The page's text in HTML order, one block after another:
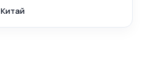
Китай